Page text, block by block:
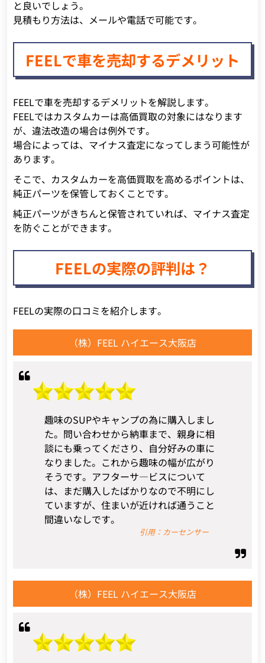
と良いでしょう。
見積もり方法は、メールや電話で可能です。
FEELで車を売却するデメリット
FEELで車を売却するデメリットを解説します。
FEELではカスタムカーは高価買取の対象にはなります
が、違法改造の場合は例外です。
場合によっては、マイナス査定になってしまう可能性が
あります。
そこで、カスタムカーを高価買取を高めるポイントは、
純正パーツを保管しておくことです。
純正パーツがきちんと保管されていれば、マイナス査定
を防ぐことができます。
FEELの実際の評判は？
FEELの実際の口コミを紹介します。
（株）FEEL ハイエース大阪店
趣味のSUPやキャンプの為に購入しまし
た。問い合わせから納車まで、親身に相
談にも乗ってくださり、自分好みの車に
なりました。これから趣味の幅が広がり
そうです。アフターサ―ビスについて
は、まだ購入したばかりなので不明にし
ていますが、住まいが近ければ通うこと
間違いなしです。
引用：カーセンサー
（株）FEEL ハイエース大阪店